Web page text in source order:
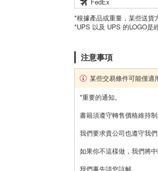
*根據產品或重量，某些送貨
*UPS 以及 UPS 的LOGO是
注意事項
某些交易條件可能僅適
*重要的通知。
書籍須遵守轉售價格維持
我們要求貴公司也遵守我們
如果你不這樣做，我們將中
我們事先請您諒解。